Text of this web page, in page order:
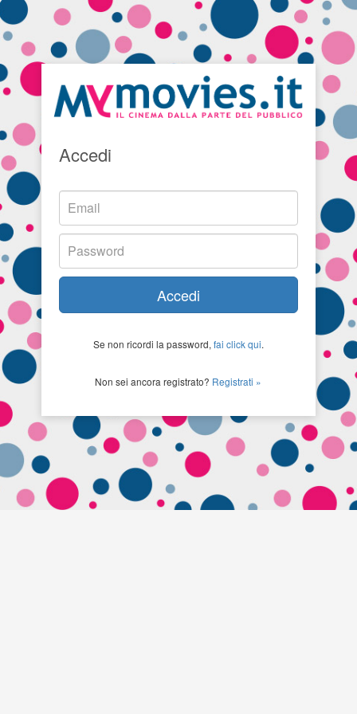
Accedi
Accedi
Se non ricordi la password, fai click qui.
Non sei ancora registrato? Registrati »